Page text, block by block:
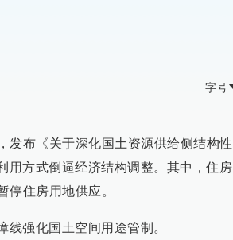
字号
发布《关于深化国土资源供给侧结构性
用方式倒逼经济结构调整。其中，住房
停住房用地供应。
线强化国土空间用途管制。